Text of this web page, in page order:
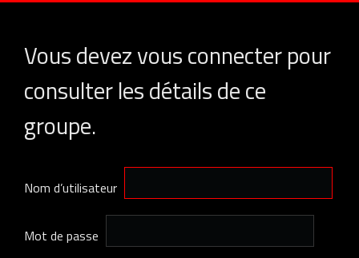
Vous devez vous connecter pour
consulter les détails de ce
groupe.
Nom d’utilisateur
Mot de passe